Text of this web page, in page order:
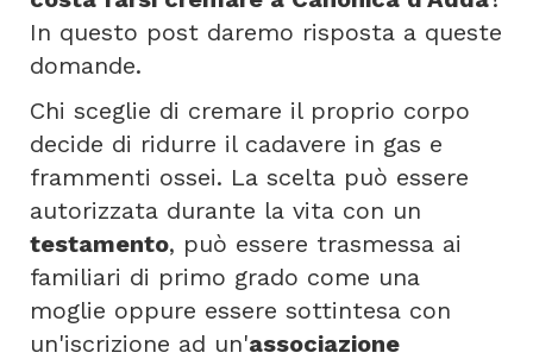
In questo post daremo risposta a queste
domande.
Chi sceglie di cremare il proprio corpo
decide di ridurre il cadavere in gas e
frammenti ossei. La scelta può essere
autorizzata durante la vita con un
testamento, può essere trasmessa ai
familiari di primo grado come una
moglie oppure essere sottintesa con
un'iscrizione ad un'associazione